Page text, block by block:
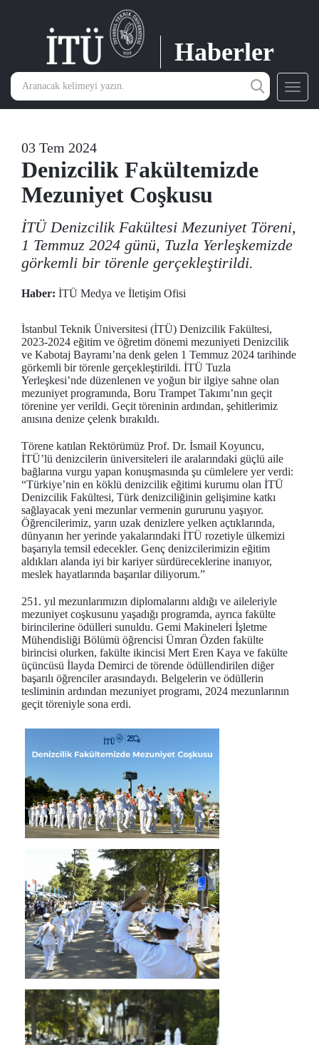
Haberler
03 Tem 2024
Denizcilik Fakültemizde
Mezuniyet Coşkusu
İTÜ Denizcilik Fakültesi Mezuniyet Töreni,
1 Temmuz 2024 günü, Tuzla Yerleşkemizde
görkemli bir törenle gerçekleştirildi.
Haber: İTÜ Medya ve İletişim Ofisi
İstanbul Teknik Üniversitesi (İTÜ) Denizcilik Fakültesi,
2023-2024 eğitim ve öğretim dönemi mezuniyeti Denizcilik
ve Kabotaj Bayramı’na denk gelen 1 Temmuz 2024 tarihinde
görkemli bir törenle gerçekleştirildi. İTÜ Tuzla
Yerleşkesi’nde düzenlenen ve yoğun bir ilgiye sahne olan
mezuniyet programında, Boru Trampet Takımı’nın geçit
törenine yer verildi. Geçit töreninin ardından, şehitlerimiz
anısına denize çelenk bırakıldı.
Törene katılan Rektörümüz Prof. Dr. İsmail Koyuncu,
İTÜ’lü denizcilerin üniversiteleri ile aralarındaki güçlü aile
bağlarına vurgu yapan konuşmasında şu cümlelere yer verdi:
“Türkiye’nin en köklü denizcilik eğitimi kurumu olan İTÜ
Denizcilik Fakültesi, Türk denizciliğinin gelişimine katkı
sağlayacak yeni mezunlar vermenin gururunu yaşıyor.
Öğrencilerimiz, yarın uzak denizlere yelken açtıklarında,
dünyanın her yerinde yakalarındaki İTÜ rozetiyle ülkemizi
başarıyla temsil edecekler. Genç denizcilerimizin eğitim
aldıkları alanda iyi bir kariyer sürdüreceklerine inanıyor,
meslek hayatlarında başarılar diliyorum.”
251. yıl mezunlarımızın diplomalarını aldığı ve aileleriyle
mezuniyet coşkusunu yaşadığı programda, ayrıca fakülte
birincilerine ödülleri sunuldu. Gemi Makineleri İşletme
Mühendisliği Bölümü öğrencisi Ümran Özden fakülte
birincisi olurken, fakülte ikincisi Mert Eren Kaya ve fakülte
üçüncüsü İlayda Demirci de törende ödüllendirilen diğer
başarılı öğrenciler arasındaydı. Belgelerin ve ödüllerin
tesliminin ardından mezuniyet programı, 2024 mezunlarının
geçit töreniyle sona erdi.